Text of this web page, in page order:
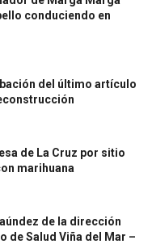
conduciendo en
del último artículo
de La Cruz por sitio
marihuana
de la dirección
de Salud Viña del Mar –